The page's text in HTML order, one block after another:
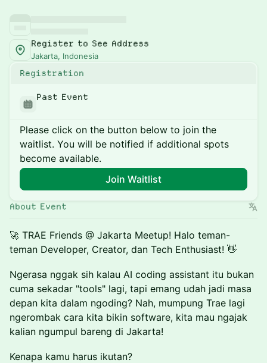
Register to See Address
Jakarta, Indonesia
Registration
Past Event
Please click on the button below to join the
waitlist. You will be notified if additional spots
become available.
Join Waitlist
About Event
🚀 TRAE Friends @ Jakarta Meetup! Halo teman-
teman Developer, Creator, dan Tech Enthusiast! 👋
Ngerasa nggak sih kalau AI coding assistant itu bukan
cuma sekadar "tools" lagi, tapi emang udah jadi masa
depan kita dalam ngoding? Nah, mumpung Trae lagi
ngerombak cara kita bikin software, kita mau ngajak
kalian ngumpul bareng di Jakarta!
Kenapa kamu harus ikutan?